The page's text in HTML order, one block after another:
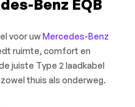
Benz EQB
voor uwMercedes-Benz
ruimte, comfort en
juiste Type 2 laadkabel
thuis als onderweg.